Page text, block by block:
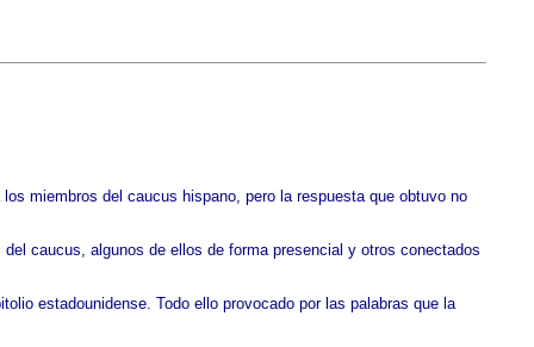
miembros del caucus hispano, pero la respuesta que obtuvo no
caucus, algunos de ellos de forma presencial y otros conectados
estadounidense. Todo ello provocado por las palabras que la